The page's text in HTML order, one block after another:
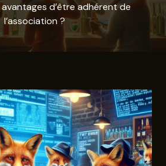
d’être adhérent de
l’association ?